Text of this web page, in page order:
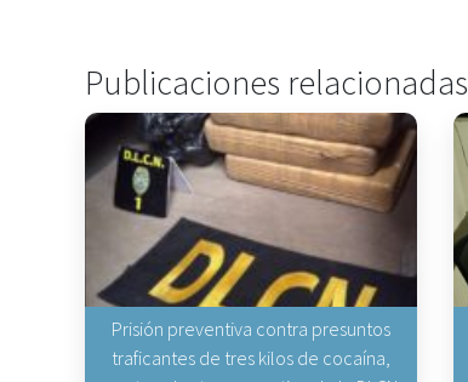
Publicaciones relacionadas
Prisión preventiva contra presuntos
traficantes de tres kilos de cocaína,